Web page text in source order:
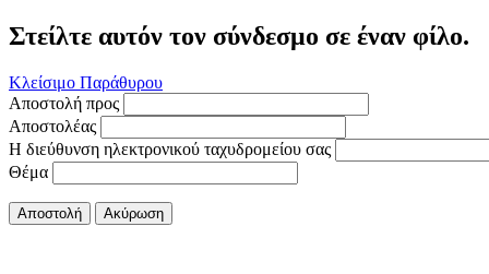
Στείλτε αυτόν τον σύνδεσμο σε έναν φίλο.
Κλείσιμο Παράθυρου
Αποστολή προς
Αποστολέας
Η διεύθυνση ηλεκτρονικού ταχυδρομείου σας
Θέμα
Αποστολή Ακύρωση